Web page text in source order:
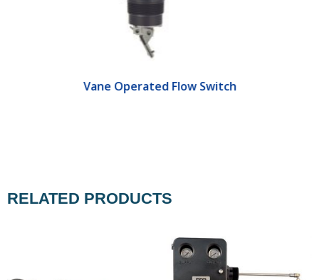
Vane Operated Flow Switch
RELATED PRODUCTS